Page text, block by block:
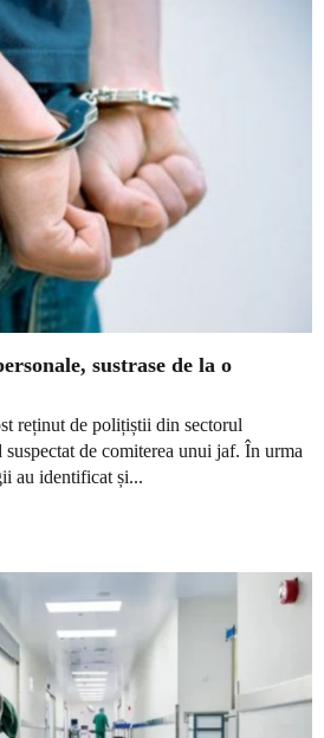
sustrase de la o
reținut de polițiștii din sectorul
de comiterea unui jaf. În urma
au identificat și...